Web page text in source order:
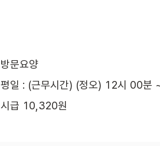
방문요양
평일 : (근무시간) (정오) 12시 00분
시급 10,320원